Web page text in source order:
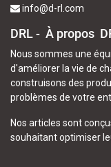
info@d-rl.com
DRL - À propos
Nous sommes une
d'améliorer la vie de
construisons des
problèmes de votre
Nos articles sont
souhaitant optimiser